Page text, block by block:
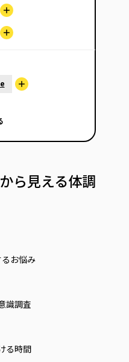
ら見える体調